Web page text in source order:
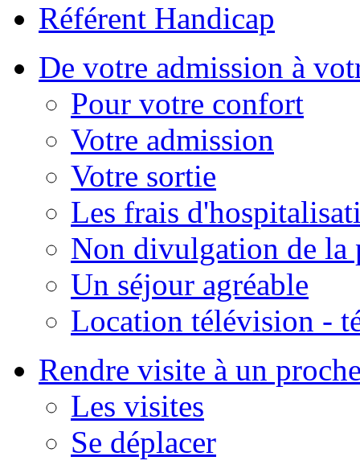
Référent Handicap
De votre admission à
Pour votre confort
Votre admission
Votre sortie
Les frais
Non divulgation de la
Un séjour agréable
Location télévision -
Rendre visite à un
Les visites
Se déplacer